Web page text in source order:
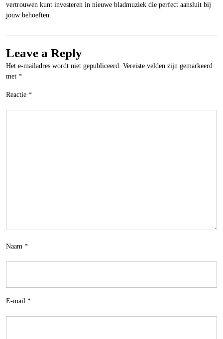
vertrouwen kunt investeren in nieuwe bladmuziek die perfect aansluit bij
jouw behoeften.
Leave a Reply
Het e-mailadres wordt niet gepubliceerd. Vereiste velden zijn gemarkeerd
met *
Reactie *
Naam *
E-mail *